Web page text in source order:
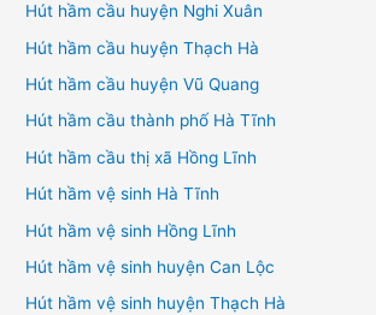
Hút hầm cầu huyện Nghi Xuân
Hút hầm cầu huyện Thạch Hà
Hút hầm cầu huyện Vũ Quang
Hút hầm cầu thành phố Hà Tĩnh
Hút hầm cầu thị xã Hồng Lĩnh
Hút hầm vệ sinh Hà Tĩnh
Hút hầm vệ sinh Hồng Lĩnh
Hút hầm vệ sinh huyện Can Lộc
Hút hầm vệ sinh huyện Thạch Hà